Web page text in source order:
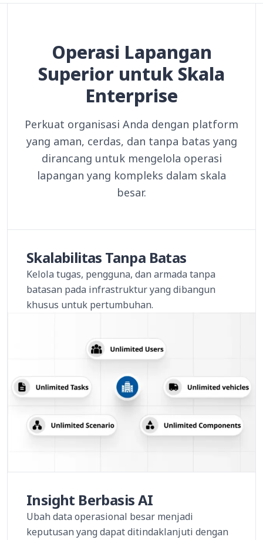
Operasi Lapangan
Superior untuk Skala
Enterprise
Perkuat organisasi Anda dengan platform
yang aman, cerdas, dan tanpa batas yang
dirancang untuk mengelola operasi
lapangan yang kompleks dalam skala
besar.
Skalabilitas Tanpa Batas
Kelola tugas, pengguna, dan armada tanpa
batasan pada infrastruktur yang dibangun
khusus untuk pertumbuhan.
Insight Berbasis AI
Ubah data operasional besar menjadi
keputusan yang dapat ditindaklanjuti dengan